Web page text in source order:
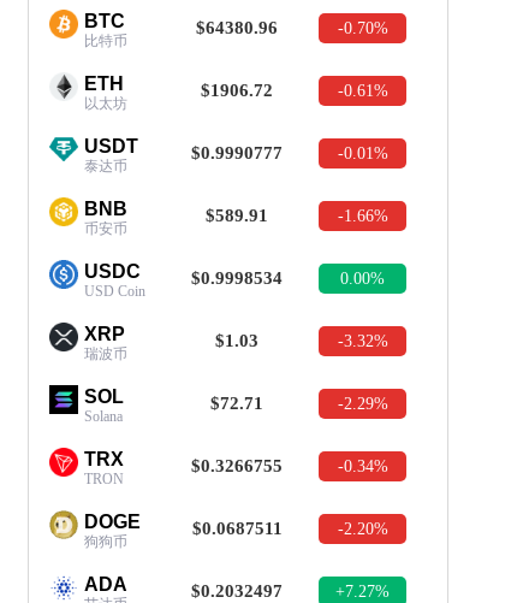
BTC
比特币
$64380.96 -0.70%
ETH
以太坊
$1906.72 -0.61%
USDT
泰达币
$0.9990777 -0.01%
BNB
币安币
$589.91 -1.66%
USDC
USD Coin
$0.9998534 0.00%
XRP
瑞波币
$1.03 -3.32%
SOL
Solana
$72.71 -2.29%
TRX
TRON
$0.3266755 -0.34%
DOGE
狗狗币
$0.0687511 -2.20%
ADA $0.2032497 +7.27%